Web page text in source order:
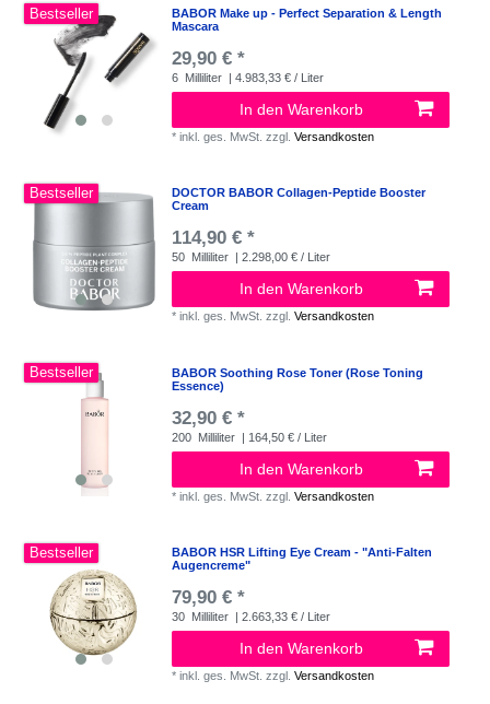
Bestseller
BABOR Make up - Perfect Separation & Length
Mascara
29,90 € *
6 Milliliter | 4.983,33 € / Liter
In den Warenkorb
*inkl. ges. MwSt. zzgl.Versandkosten
Bestseller
DOCTOR BABOR Collagen-Peptide Booster
Cream
114,90 € *
50 Milliliter | 2.298,00 € / Liter
In den Warenkorb
*inkl. ges. MwSt. zzgl.Versandkosten
Bestseller
BABOR Soothing Rose Toner (Rose Toning
Essence)
32,90 € *
200 Milliliter | 164,50 € / Liter
In den Warenkorb
*inkl. ges. MwSt. zzgl.Versandkosten
Bestseller
BABOR HSR Lifting Eye Cream - "Anti-Falten
Augencreme"
79,90 € *
30 Milliliter | 2.663,33 € / Liter
In den Warenkorb
*inkl. ges. MwSt. zzgl.Versandkosten